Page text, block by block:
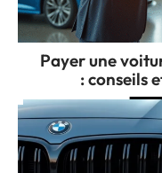
Payer une
: conseils